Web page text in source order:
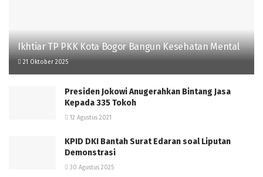
Ikhtiar TP PKK Kota Bogor Bangun Kesehatan Mental
21 Oktober 2025
Presiden Jokowi Anugerahkan Bintang Jasa
Kepada 335 Tokoh
12 Agustus 2021
KPID DKI Bantah Surat Edaran soal Liputan
Demonstrasi
30 Agustus 2025